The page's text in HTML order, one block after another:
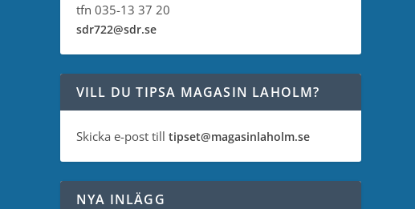
tfn 035-13 37 20
sdr722@sdr.se
VILL DU TIPSA MAGASIN LAHOLM?
Skicka e-post till tipset@magasinlaholm.se
NYA INLÄGG